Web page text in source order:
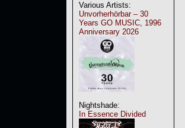
Various Artists:
Unvorherhörbar – 30
Years GO MUSIC, 1996
Anniversary 2026
Nightshade:
In Essence Divided